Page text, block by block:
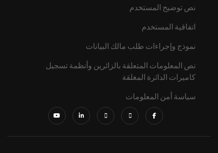
نص توضيح المستخدم
اتفاقية المستخدم
نموذج وإجراءات طلب مالك البيانات
نص المعلومات المتعلقة بالزائرين وأنظمة تسجيل
كاميرات الدائرة المغلقة
سياسة أمن المعلومات